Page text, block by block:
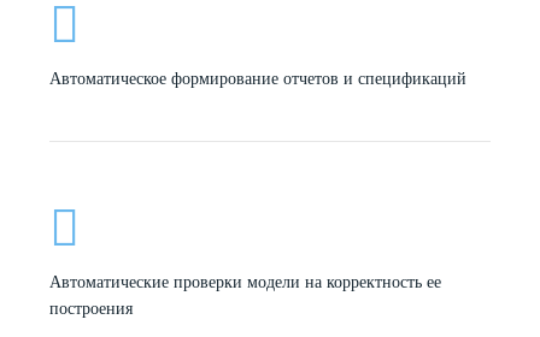
Автоматическое формирование отчетов и спецификаций
Автоматические проверки модели на корректность ее
построения